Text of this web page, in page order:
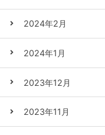
2024年2月
2024年1月
2023年12月
2023年11月